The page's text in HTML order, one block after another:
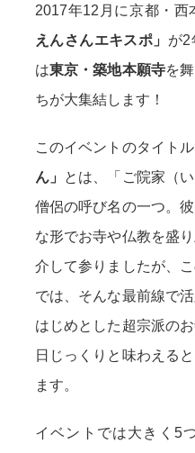
2017年12月に京都・西
えんさんエキスポ」 が2
は東京・築地本願寺を
ちが大集結します！
このイベントのタイト
ん」
とは、「ご院家（
僧侶の呼び名の一つ。
な形でお寺や仏教を盛
介して参りましたが、
では、そんな最前線で
はじめとした超宗派の
日じっくりと味わえる
ます。
イベントでは大きく5